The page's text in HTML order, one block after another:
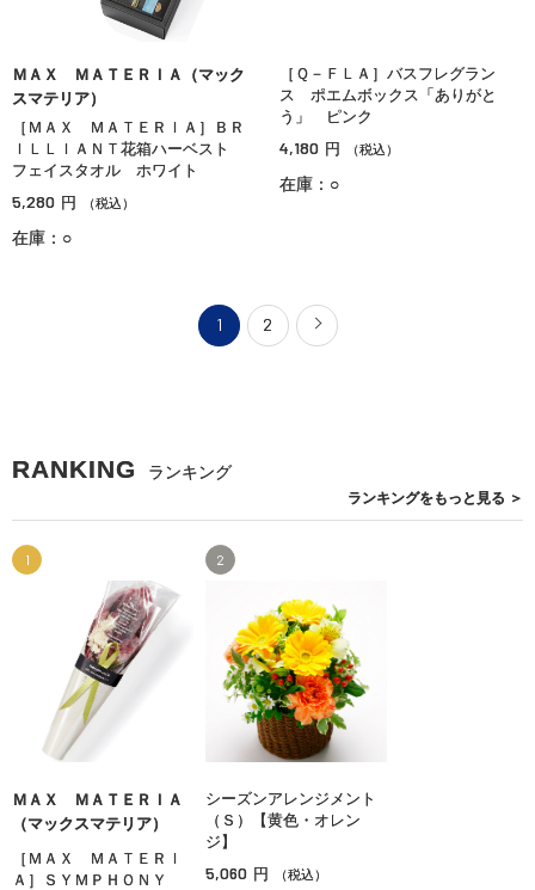
ＭＡＸ ＭＡＴＥＲＩＡ（マック
スマテリア）
［ＭＡＸ ＭＡＴＥＲＩＡ］ＢＲ
ＩＬＬＩＡＮＴ花箱ハーベスト
フェイスタオル ホワイト
5,280 円 （税込）
在庫：○
［Ｑ－ＦＬＡ］バスフレグラン
ス ポエムボックス「ありがと
う」 ピンク
4,180 円 （税込）
在庫：○
1 2
RANKING ランキング
ランキングをもっと見る ＞
1
ＭＡＸ ＭＡＴＥＲＩＡ
（マックスマテリア）
［ＭＡＸ ＭＡＴＥＲＩ
Ａ］ＳＹＭＰＨＯＮＹ
2
シーズンアレンジメント
（Ｓ）【黄色・オレン
ジ】
5,060 円 （税込）